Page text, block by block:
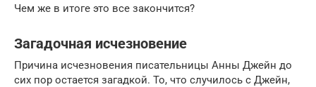
Чем же в итоге это все закончится?
Загадочная исчезновение
Причина исчезновения писательницы Анны Джейн до
сих пор остается загадкой. То, что случилось с Джейн,